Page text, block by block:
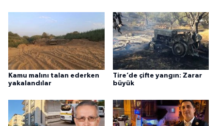
Kamu malını talan ederken
yakalandılar
Tire’de çifte yangın: Zarar
büyük